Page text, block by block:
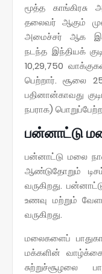
மூத்த காங்கிரசு
தலைவர் ஆகும்
அமைச்சர் ஆக
நடந்த இந்தியக்
10,29,750
பெற்றார். சூலை
பதினான்காவது
நபராக)
பன்னாட்டு
பன்னாட்டு மலை
ஆண்டுதோறும்
வருகிறது.
உணவு மற்றும்
வருகிறது.
மலைகளைப்
மக்களின்
சுற்றுச்சூழலை